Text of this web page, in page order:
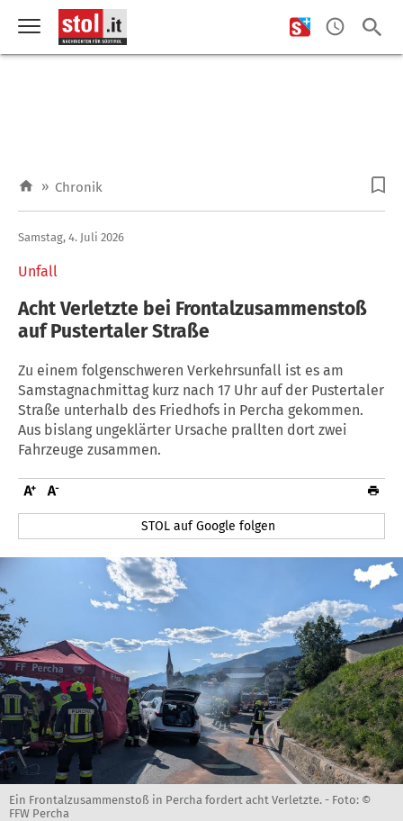
» Chronik
Unfall
Samstag, 4. Juli 2026
Acht Verletzte bei Frontalzusammenstoß
auf Pustertaler Straße
Zu einem folgenschweren Verkehrsunfall ist es am
Samstagnachmittag kurz nach 17 Uhr auf der Pustertaler
Straße unterhalb des Friedhofs in Percha gekommen.
Aus bislang ungeklärter Ursache prallten dort zwei
Fahrzeuge zusammen.
STOL auf Google folgen
Ein Frontalzusammenstoß in Percha fordert acht Verletzte. - Foto: ©
FFW Percha